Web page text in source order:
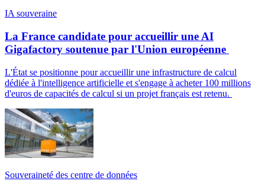
IA souveraine
La France candidate pour accueillir une AI
Gigafactory soutenue par l'Union européenne
L'État se positionne pour accueillir une infrastructure de calcul
dédiée à l'intelligence artificielle et s'engage à acheter 100 millions
d'euros de capacités de calcul si un projet français est retenu.
Souveraineté des centre de données